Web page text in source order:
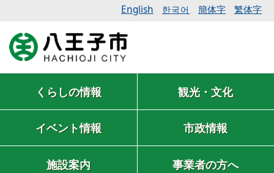
English 한국어 簡体字 繁体字
くらしの情報 観光・文化
イベント情報 市政情報
施設案内 事業者の方へ